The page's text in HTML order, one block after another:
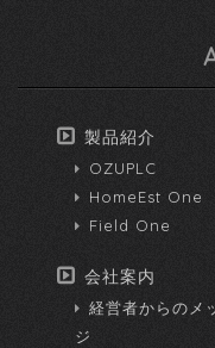
製品紹介
OZUPLC
HomeEst One
Field One
会社案内
経営者からのメ
ジ